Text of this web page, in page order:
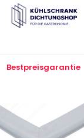
Bestpreisgarantie